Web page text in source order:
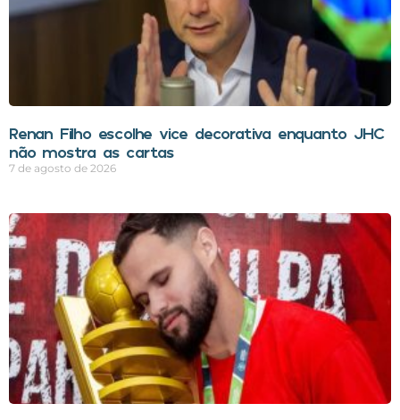
Renan Filho escolhe vice decorativa enquanto JHC
não mostra as cartas
7 de agosto de 2026